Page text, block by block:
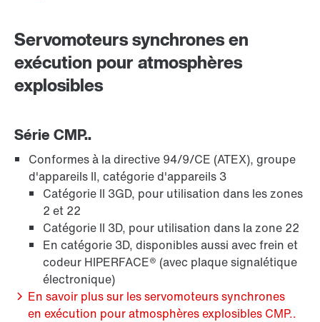
Freins BE..
Servomoteurs synchrones en
exécution pour atmosphères
explosibles
Série CMP..
Conformes à la directive 94/9/CE (ATEX), groupe
d'appareils II, catégorie d'appareils 3
Catégorie II 3GD, pour utilisation dans les zones
2 et 22
Catégorie II 3D, pour utilisation dans la zone 22
En catégorie 3D, disponibles aussi avec frein et
codeur HIPERFACE® (avec plaque signalétique
électronique)
En savoir plus sur les servomoteurs synchrones
en exécution pour atmosphères explosibles CMP..